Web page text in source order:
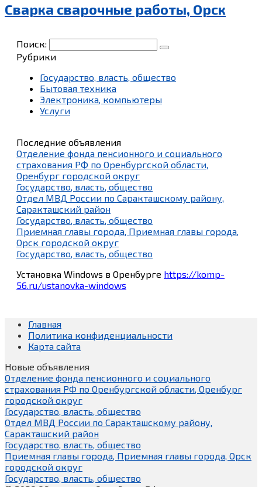
Сварка сварочные работы, Орск
Поиск:
Рубрики
Государство, власть, общество
Бытовая техника
Электроника, компьютеры
Услуги
Последние объявления
Отделение фонда пенсионного и социального
страхования РФ по Оренбургской области,
Оренбург городской округ
Государство, власть, общество
Отдел МВД России по Саракташскому району,
Саракташский район
Государство, власть, общество
Приемная главы города, Приемная главы города,
Орск городской округ
Государство, власть, общество
Установка Windows в Оренбурге https://komp-
56.ru/ustanovka-windows
Главная
Политика конфиденциальности
Карта сайта
Новые объявления
Отделение фонда пенсионного и социального
страхования РФ по Оренбургской области, Оренбург
городской округ
Государство, власть, общество
Отдел МВД России по Саракташскому району,
Саракташский район
Государство, власть, общество
Приемная главы города, Приемная главы города, Орск
городской округ
Государство, власть, общество